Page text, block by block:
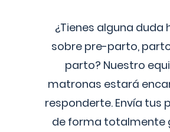
¿Tienes alguna duda
sobre pre-parto,
parto? Nuestro
matronas estará
responderte. Envía tus
de forma totalmente